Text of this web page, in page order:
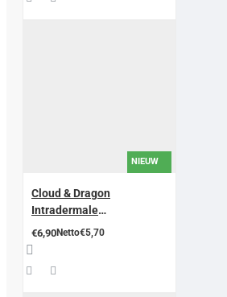
NIEUW
Cloud & Dragon
Intradermale
Akupunkturnadeln – 200
stuck
€6,90Netto€5,70